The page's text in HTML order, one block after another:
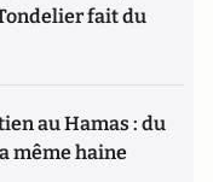
fait du
au Hamas : du
même haine